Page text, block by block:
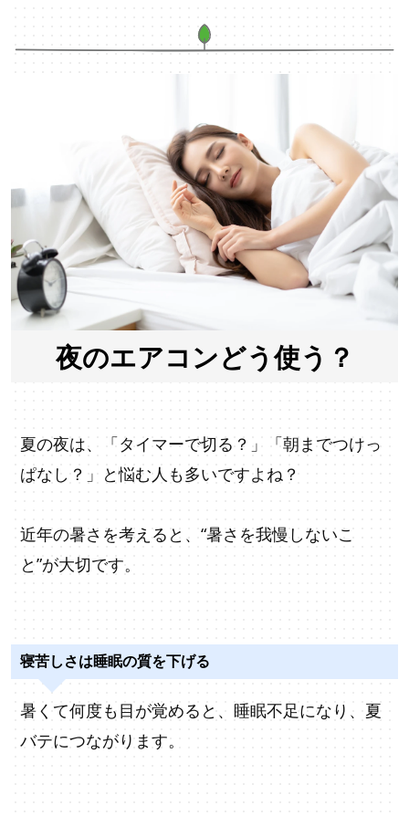
夜のエアコンどう使う？
夏の夜は、「タイマーで切る？」「朝までつけっ
ぱなし？」と悩む人も多いですよね？
近年の暑さを考えると、“暑さを我慢しないこ
と”が大切です。
寝苦しさは睡眠の質を下げる
暑くて何度も目が覚めると、睡眠不足になり、夏
バテにつながります。